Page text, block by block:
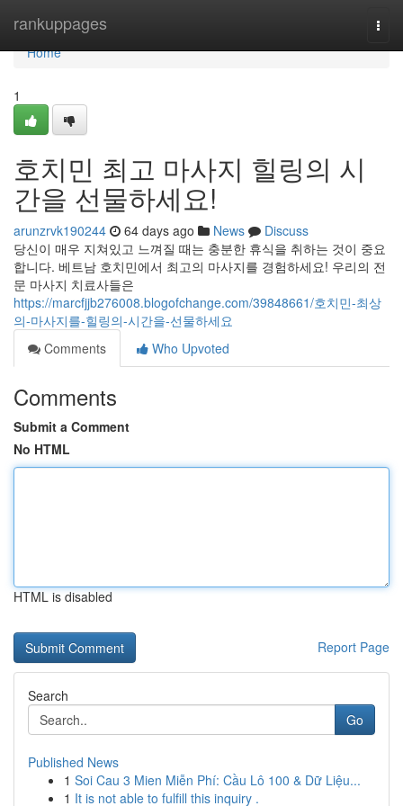
rankuppages
Home
Home
1
호치민 최고 마사지 힐링의 시
간을 선물하세요!
arunzrvk190244 64 days ago News
Discuss
당신이 매우 지쳐있고 느껴질 때는 충분한 휴식을 취하는 것이 중요
합니다. 베트남 호치민에서 최고의 마사지를 경험하세요! 우리의 전
문 마사지 치료사들은
https://marcfjjb276008.blogofchange.com/39848661/호치민-최상
의-마사지를-힐링의-시간을-선물하세요
Comments
Who Upvoted
Comments
Submit a Comment
No HTML
HTML is disabled
Report Page
Search
Go
Published News
1 Soi Cau 3 Mien Miễn Phí: Cầu Lô 100 & Dữ Liệu...
1 It is not able to fulfill this inquiry .